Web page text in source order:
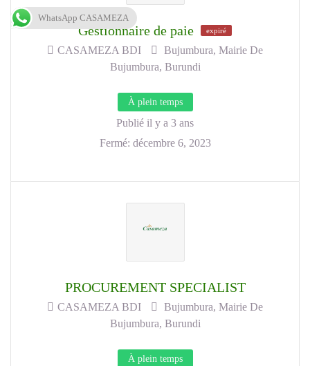
Gestionnaire de paie expiré
CASAMEZA BDI
Bujumbura, Mairie De
Bujumbura, Burundi
À plein temps
Publié il y a 3 ans
Fermé: décembre 6, 2023
PROCUREMENT SPECIALIST
CASAMEZA BDI
Bujumbura, Mairie De
Bujumbura, Burundi
À plein temps
WhatsApp CASAMEZA